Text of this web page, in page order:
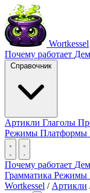
Wortkessel
Почему работает
Справочник
Артикли Глаголы
Режимы Платформы
Почему работает
Грамматика Режимы
Wortkessel / Артикли